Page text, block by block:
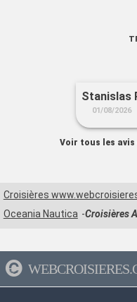
Stanislas
01/08/2026
Voir tous les
Croisières
Oceania Nautica
Croisières